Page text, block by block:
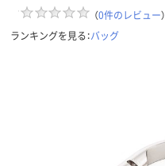
（0件のレビュー）
ランキングを見る：バッグ